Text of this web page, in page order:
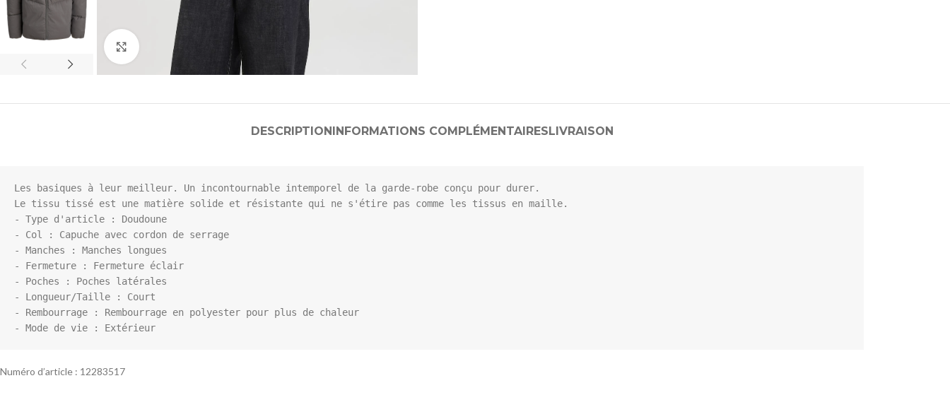
Click to enlarge
DESCRIPTION INFORMATIONS COMPLÉMENTAIRES LIVRAISON
Les basiques à leur meilleur. Un incontournable intemporel de la garde-robe conçu pour durer.
Le tissu tissé est une matière solide et résistante qui ne s'étire pas comme les tissus en maille.
- Type d'article : Doudoune
- Col : Capuche avec cordon de serrage
- Manches : Manches longues
- Fermeture : Fermeture éclair
- Poches : Poches latérales
- Longueur/Taille : Court
- Rembourrage : Rembourrage en polyester pour plus de chaleur
Numéro d’article : 12283517